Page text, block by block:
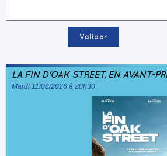
LA FIN D'OAK STREET, EN AVANT-
Mardi 11/08/2026 à 20h30